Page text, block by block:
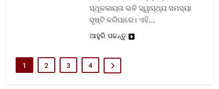
ସ୍ଥୂଳକାୟତା ଭଳି ସ୍ୱାସ୍ଥ୍ୟ ସମସ୍ୟା
ସୃଷ୍ଟି କରିପାରେ। ଏହି…
ଆହୁରି ପଢନ୍ତୁ
1 2 3 4